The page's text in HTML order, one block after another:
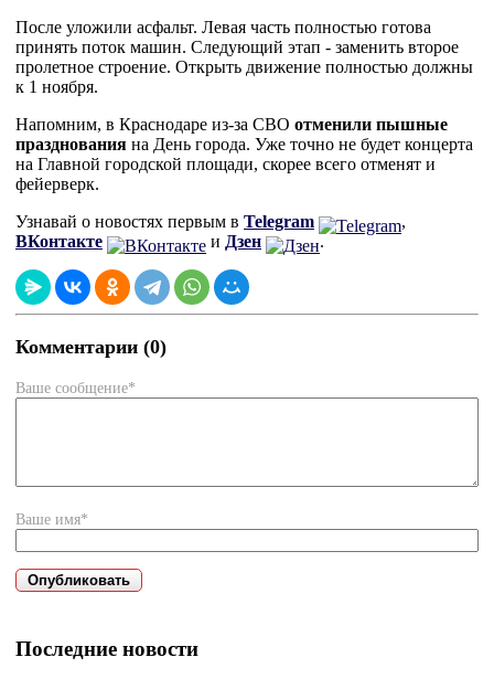
После уложили асфальт. Левая часть полностью готова
принять поток машин. Следующий этап - заменить второе
пролетное строение. Открыть движение полностью должны
к 1 ноября.
Напомним, в Краснодаре из-за СВО отменили пышные
празднования на День города. Уже точно не будет концерта
на Главной городской площади, скорее всего отменят и
фейерверк.
Узнавай о новостях первым в Telegram
,
ВКонтакте
и Дзен .
Комментарии (0)
Ваше сообщение*
Ваше имя*
Последние новости